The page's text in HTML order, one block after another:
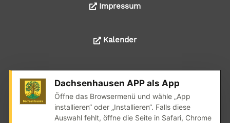
Impressum
Kalender
© 2024 Alle Rechte liegen bei der Ortsgemeinde
Dachsenhausen
Dachsenhausen APP als App
Öffne das Browsermenü und wähle „App
installieren“ oder „Installieren“. Falls diese
Auswahl fehlt, öffne die Seite in Safari, Chrome